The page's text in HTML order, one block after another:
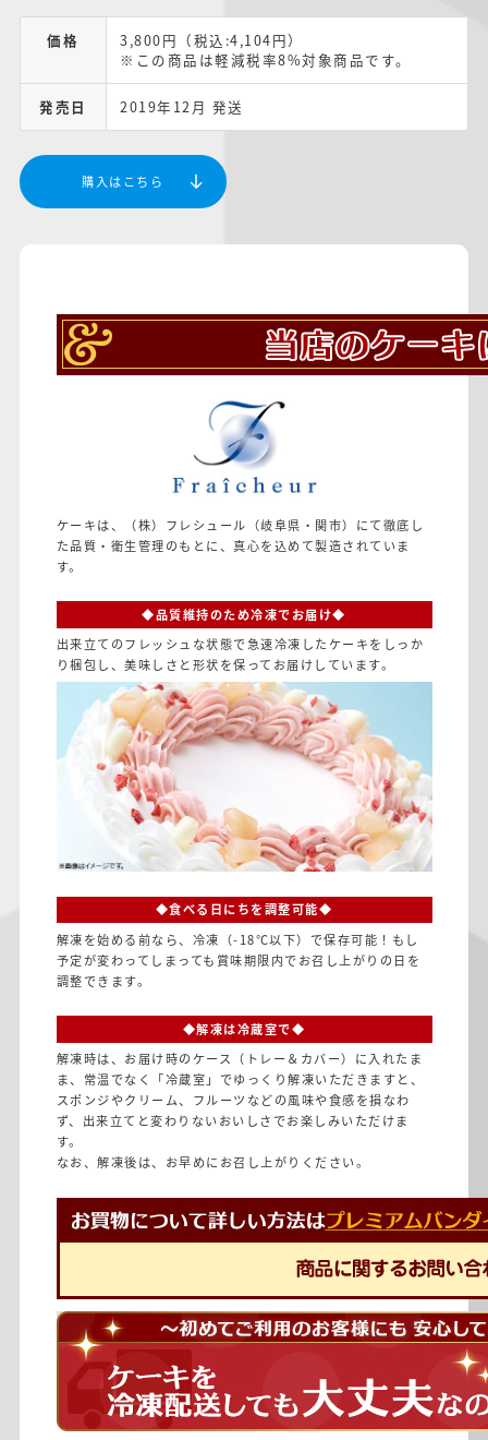
価格
3,800円（税込:4,104円）
※この商品は軽減税率8%対象商品です。
発売日 2019年12月 発送
購入はこちら
ケーキは、（株）フレシュール（岐阜県・関市）にて徹底し
た品質・衛生管理のもとに、真心を込めて製造されていま
す。
◆品質維持のため冷凍でお届け◆
出来立てのフレッシュな状態で急速冷凍したケーキをしっか
り梱包し、美味しさと形状を保ってお届けしています。
◆食べる日にちを調整可能◆
解凍を始める前なら、冷凍（-18℃以下）で保存可能！もし
予定が変わってしまっても賞味期限内でお召し上がりの日を
調整できます。
◆解凍は冷蔵室で◆
解凍時は、お届け時のケース（トレー＆カバー）に入れたま
ま、常温でなく「冷蔵室」でゆっくり解凍いただきますと、
スポンジやクリーム、フルーツなどの風味や食感を損なわ
ず、出来立てと変わりないおいしさでお楽しみいただけま
す。
なお、解凍後は、お早めにお召し上がりください。